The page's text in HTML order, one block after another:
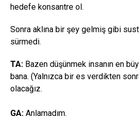
hedefe konsantre ol.
Sonra aklına bir şey gelmiş gibi
sürmedi.
TA: Bazen düşünmek insanın en
bana. (Yalnızca bir es verdikten
olacağız.
GA: Anlamadım.